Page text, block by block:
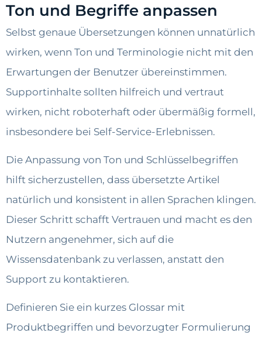
Ton und Begriffe anpassen
Selbst genaue Übersetzungen können unnatürlich
wirken, wenn Ton und Terminologie nicht mit den
Erwartungen der Benutzer übereinstimmen.
Supportinhalte sollten hilfreich und vertraut
wirken, nicht roboterhaft oder übermäßig formell,
insbesondere bei Self-Service-Erlebnissen.
Die Anpassung von Ton und Schlüsselbegriffen
hilft sicherzustellen, dass übersetzte Artikel
natürlich und konsistent in allen Sprachen klingen.
Dieser Schritt schafft Vertrauen und macht es den
Nutzern angenehmer, sich auf die
Wissensdatenbank zu verlassen, anstatt den
Support zu kontaktieren.
Definieren Sie ein kurzes Glossar mit
Produktbegriffen und bevorzugter Formulierung